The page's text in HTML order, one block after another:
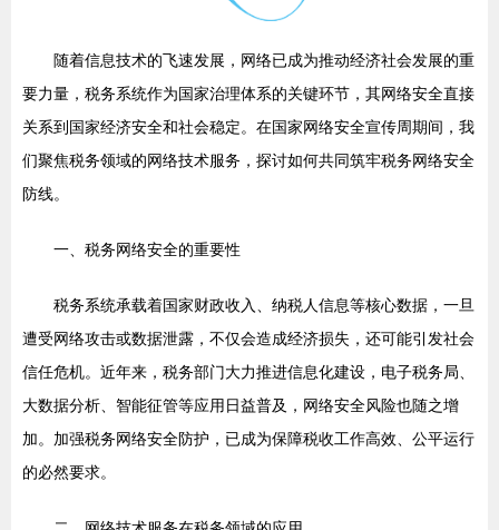
随着信息技术的飞速发展，网络已成为推动经济社会发展的重
要力量，税务系统作为国家治理体系的关键环节，其网络安全直接
关系到国家经济安全和社会稳定。在国家网络安全宣传周期间，我
们聚焦税务领域的网络技术服务，探讨如何共同筑牢税务网络安全
防线。
一、税务网络安全的重要性
税务系统承载着国家财政收入、纳税人信息等核心数据，一旦
遭受网络攻击或数据泄露，不仅会造成经济损失，还可能引发社会
信任危机。近年来，税务部门大力推进信息化建设，电子税务局、
大数据分析、智能征管等应用日益普及，网络安全风险也随之增
加。加强税务网络安全防护，已成为保障税收工作高效、公平运行
的必然要求。